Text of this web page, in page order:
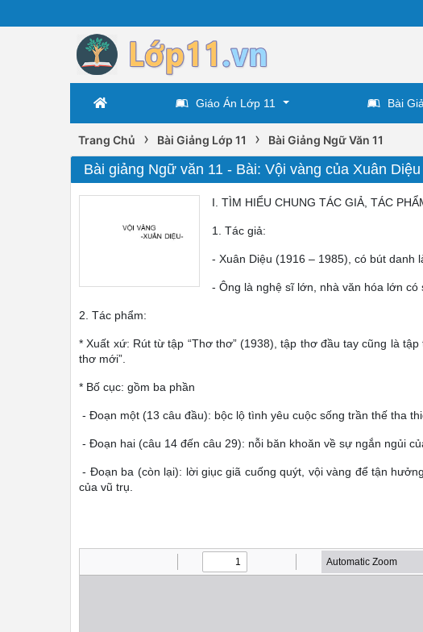
Giáo Án Lớp 11 Bài
Trang Chủ › Bài Giảng Lớp 11 › Bài Giảng Ngữ Văn 11
Bài giảng Ngữ văn 11 - Bài: Vội vàng của Xuân Diệu
I. TÌM HIỂU CHUNG TÁC GIẢ, TÁC
1. Tác giả:
- Xuân Diệu (1916 – 1985), có bút danh
- Ông là nghệ sĩ lớn, nhà văn hóa lớn có
2. Tác phẩm:
* Xuất xứ: Rút từ tập “Thơ thơ” (1938), tập thơ đầu tay cũng là
thơ mới”.
* Bố cục: gồm ba phần
- Đoạn một (13 câu đầu): bộc lộ tình yêu cuộc sống trần thế tha
- Đoạn hai (câu 14 đến câu 29): nỗi băn khoăn về sự ngắn ngủi
- Đoạn ba (còn lại): lời giục giã cuống quýt, vội vàng để tận
của vũ trụ.